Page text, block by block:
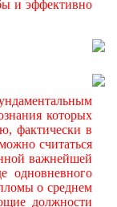
и эффективно
которых
фактически в
считаться
важнейшей
одновневного
о среднем
должности